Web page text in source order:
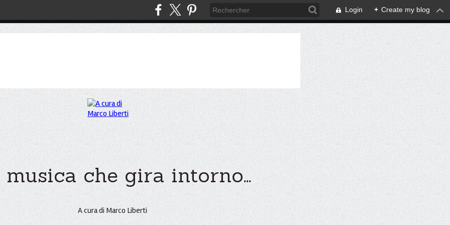
Login + Create my blog
che gira intorno...
A cura di Marco Liberti